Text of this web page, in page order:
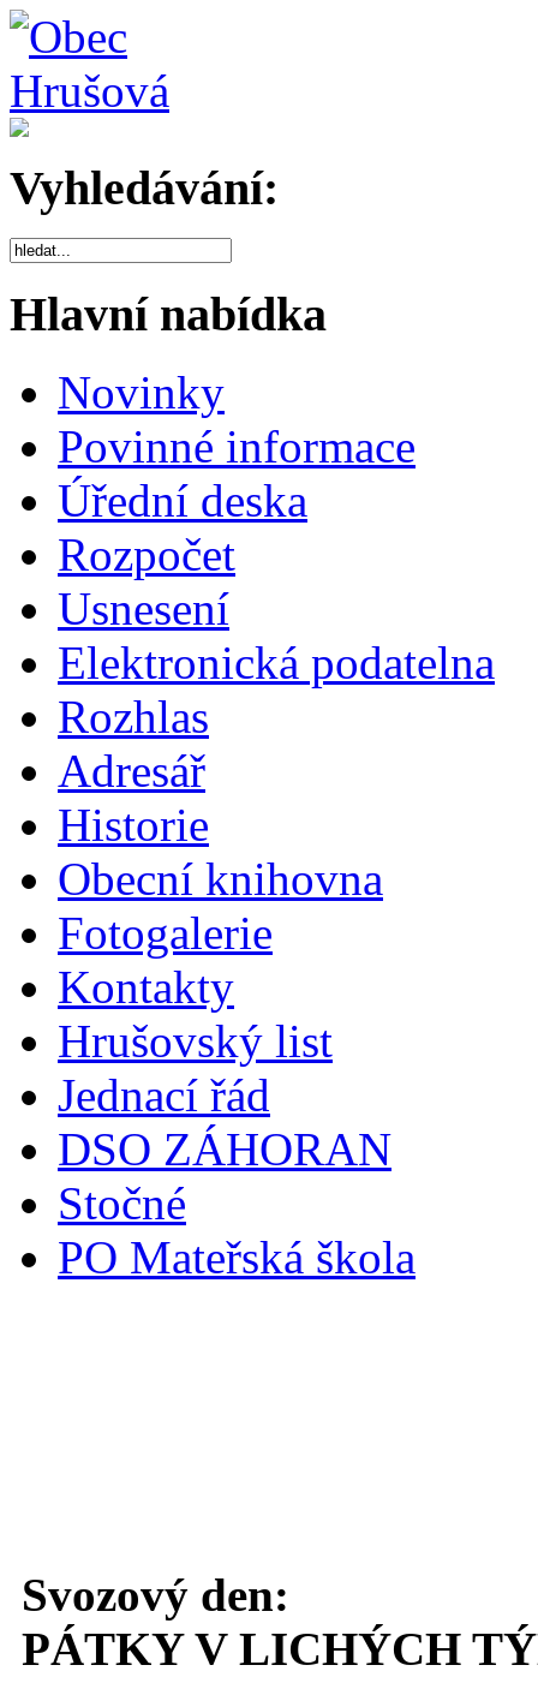
Vyhledávání:
Hlavní nabídka
Novinky
Povinné informace
Úřední deska
Rozpočet
Usnesení
Elektronická podatelna
Rozhlas
Adresář
Historie
Obecní knihovna
Fotogalerie
Kontakty
Hrušovský list
Jednací řád
DSO ZÁHORAN
Stočné
PO Mateřská škola
Svozový den:
PÁTKY V LICHÝCH